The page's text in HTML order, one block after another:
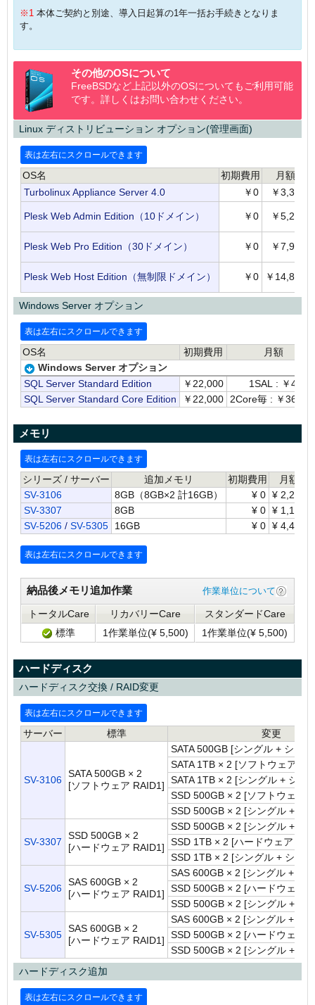
※1 本体ご契約と別途、導入日起算の1年一括お手続きとなりま
す。
その他のOSについて
FreeBSDなど上記以外のOSについてもご利用可能
です。詳しくはお問い合わせください。
Linux ディストリビューション オプション(管理画面)
OS名 初期費用
月額
Turbolinux Appliance Server 4.0
￥0 ￥3,300
Plesk Web Admin Edition（10ドメイン） ￥0 ￥5,280
Plesk Web Pro Edition（30ドメイン） ￥0 ￥7,920
Plesk Web Host Edition（無制限ドメイン） ￥0 ￥14,850
Windows Server オプション
OS名 初期費用
月額
Windows Server オプション
SQL Server Standard Edition
￥22,000
1SAL : ￥
SQL Server Standard Core Edition
￥22,000 2Core毎 : ￥
メモリ
シリーズ / サーバー 追加メモリ 初期費用
月額
SV-3106
8GB（8GB×2 計16GB） ¥ 0 ¥ 2,200
SV-3307
8GB ¥ 0 ¥ 1,100
SV-5206 / SV-5305 16GB ¥ 0 ¥ 4,400
納品後メモリ追加作業 作業単位について
トータルCare リカバリーCare
スタンダードCare
標準
1作業単位(¥5,500) 1作業単位(¥ 5,500)
ハードディスク
ハードディスク交換 / RAID変更
サーバー 標準 変更
SV-3106
SATA 500GB × 2
[ソフトウェア RAID1]
SATA 500GB [シングル + シン
SATA 1TB × 2 [ソフトウェア
SATA 1TB × 2 [シングル + シン
SSD 500GB × 2 [ソフトウェア
SSD 500GB × 2 [シングル + シ
SV-3307
SSD 500GB × 2
[ハードウェア RAID1]
SSD 500GB × 2 [シングル + シ
SSD 1TB × 2 [ハードウェア
SSD 1TB × 2 [シングル + シン
SV-5206
SAS 600GB × 2
[ハードウェア RAID1]
SAS 600GB × 2 [シングル + シ
SSD 500GB × 2 [ハードウェア
SSD 500GB × 2 [シングル + シ
SV-5305
SAS 600GB × 2
[ハードウェア RAID1]
SAS 600GB × 2 [シングル + シ
SSD 500GB × 2 [ハードウェア
SSD 500GB × 2 [シングル + シ
ハードディスク追加